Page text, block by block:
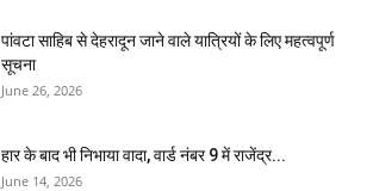
पांवटा साहिब से देहरादून जाने वाले यात्रियों के लिए महत्वपूर्ण
सूचना
June 26, 2026
हार के बाद भी निभाया वादा, वार्ड नंबर 9 में राजेंद्र...
June 14, 2026